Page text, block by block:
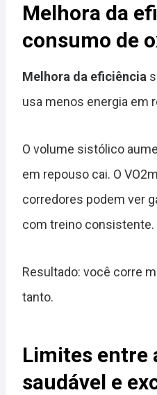
Melhora da
consumo de
Melhora da eficiência
usa menos energia em
O volume sistólico
em repouso cai. O
corredores podem ver
com treino consistente.
Resultado: você corre
tanto.
Limites entre
saudável e